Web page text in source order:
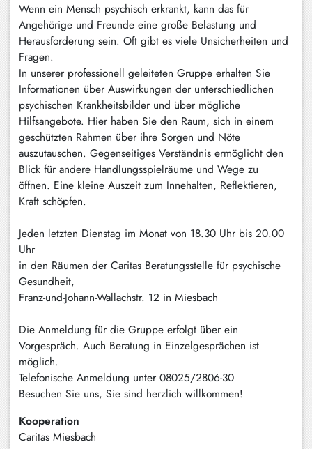
Wenn ein Mensch psychisch erkrankt, kann das für
Angehörige und Freunde eine große Belastung und
Herausforderung sein. Oft gibt es viele Unsicherheiten und
Fragen.
In unserer professionell geleiteten Gruppe erhalten Sie
Informationen über Auswirkungen der unterschiedlichen
psychischen Krankheitsbilder und über mögliche
Hilfsangebote. Hier haben Sie den Raum, sich in einem
geschützten Rahmen über ihre Sorgen und Nöte
auszutauschen. Gegenseitiges Verständnis ermöglicht den
Blick für andere Handlungsspielräume und Wege zu
öffnen. Eine kleine Auszeit zum Innehalten, Reflektieren,
Kraft schöpfen.
Jeden letzten Dienstag im Monat von 18.30 Uhr bis 20.00
Uhr
in den Räumen der Caritas Beratungsstelle für psychische
Gesundheit,
Franz-und-Johann-Wallachstr. 12 in Miesbach
Die Anmeldung für die Gruppe erfolgt über ein
Vorgespräch. Auch Beratung in Einzelgesprächen ist
möglich.
Telefonische Anmeldung unter 08025/2806-30
Besuchen Sie uns, Sie sind herzlich willkommen!
Kooperation
Caritas Miesbach
Schliersee
Tegernsee
Warngau
/
Wall
Weyarn